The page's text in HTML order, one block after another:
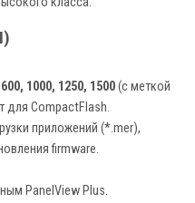
600, 1000, 1250, 1500(с меткой
CompactFlash.
приложений (*.mer),
firmware.
PanelView Plus.